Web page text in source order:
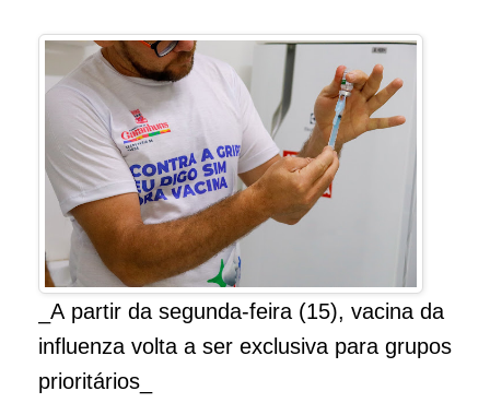
_A partir da segunda-feira (15), vacina da
influenza volta a ser exclusiva para grupos
prioritários_